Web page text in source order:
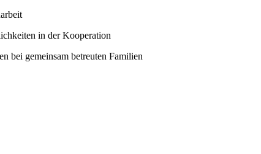
in der Kooperation
bei gemeinsam betreuten Familien